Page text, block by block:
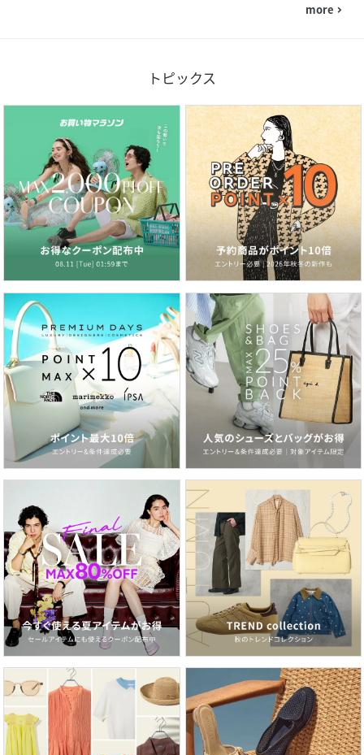
more navigate_next
トピックス